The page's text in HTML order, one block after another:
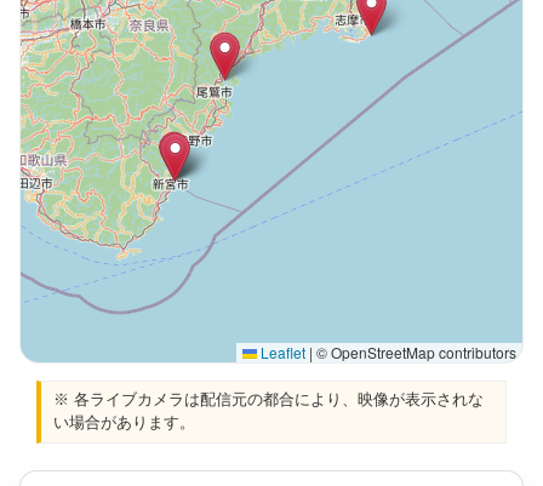
Leaflet | © OpenStreetMap contributors
※ 各ライブカメラは配信元の都合により、映像が表示されな
い場合があります。